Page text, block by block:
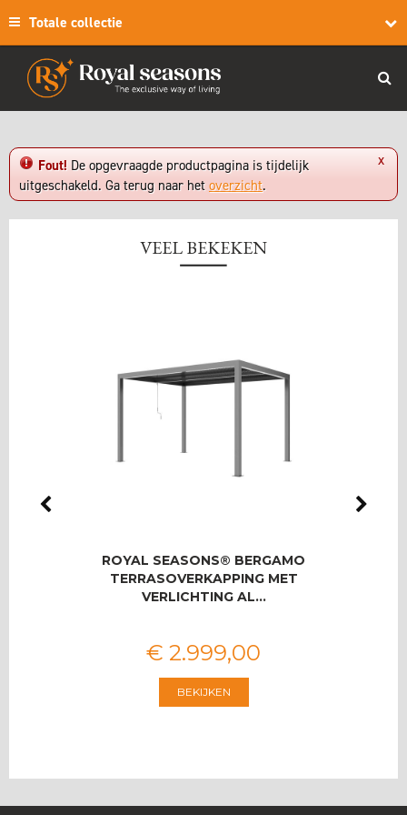
Totale collectie
x
Fout! De opgevraagde productpagina is tijdelijk
uitgeschakeld. Ga terug naar het overzicht.
VEEL BEKEKEN
ROYAL SEASONS® BERGAMO
TERRASOVERKAPPING MET
VERLICHTING AL…
€ 2.999,00
BEKIJKEN